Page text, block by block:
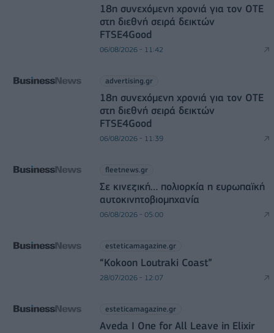
18η συνεχόμενη χρονιά για τον ΟΤΕ
στη διεθνή σειρά δεικτών
FTSE4Good
06/08/2026 - 11:42
advertising.gr
18η συνεχόμενη χρονιά για τον ΟΤΕ
στη διεθνή σειρά δεικτών
FTSE4Good
06/08/2026 - 11:39
fleetnews.gr
Σε κινεζική… πολιορκία η ευρωπαϊκή
αυτοκινητοβιομηχανία
06/08/2026 - 05:00
esteticamagazine.gr
“Kokoon Loutraki Coast”
28/07/2026 - 12:07
esteticamagazine.gr
Aveda I One for All Leave in Elixir